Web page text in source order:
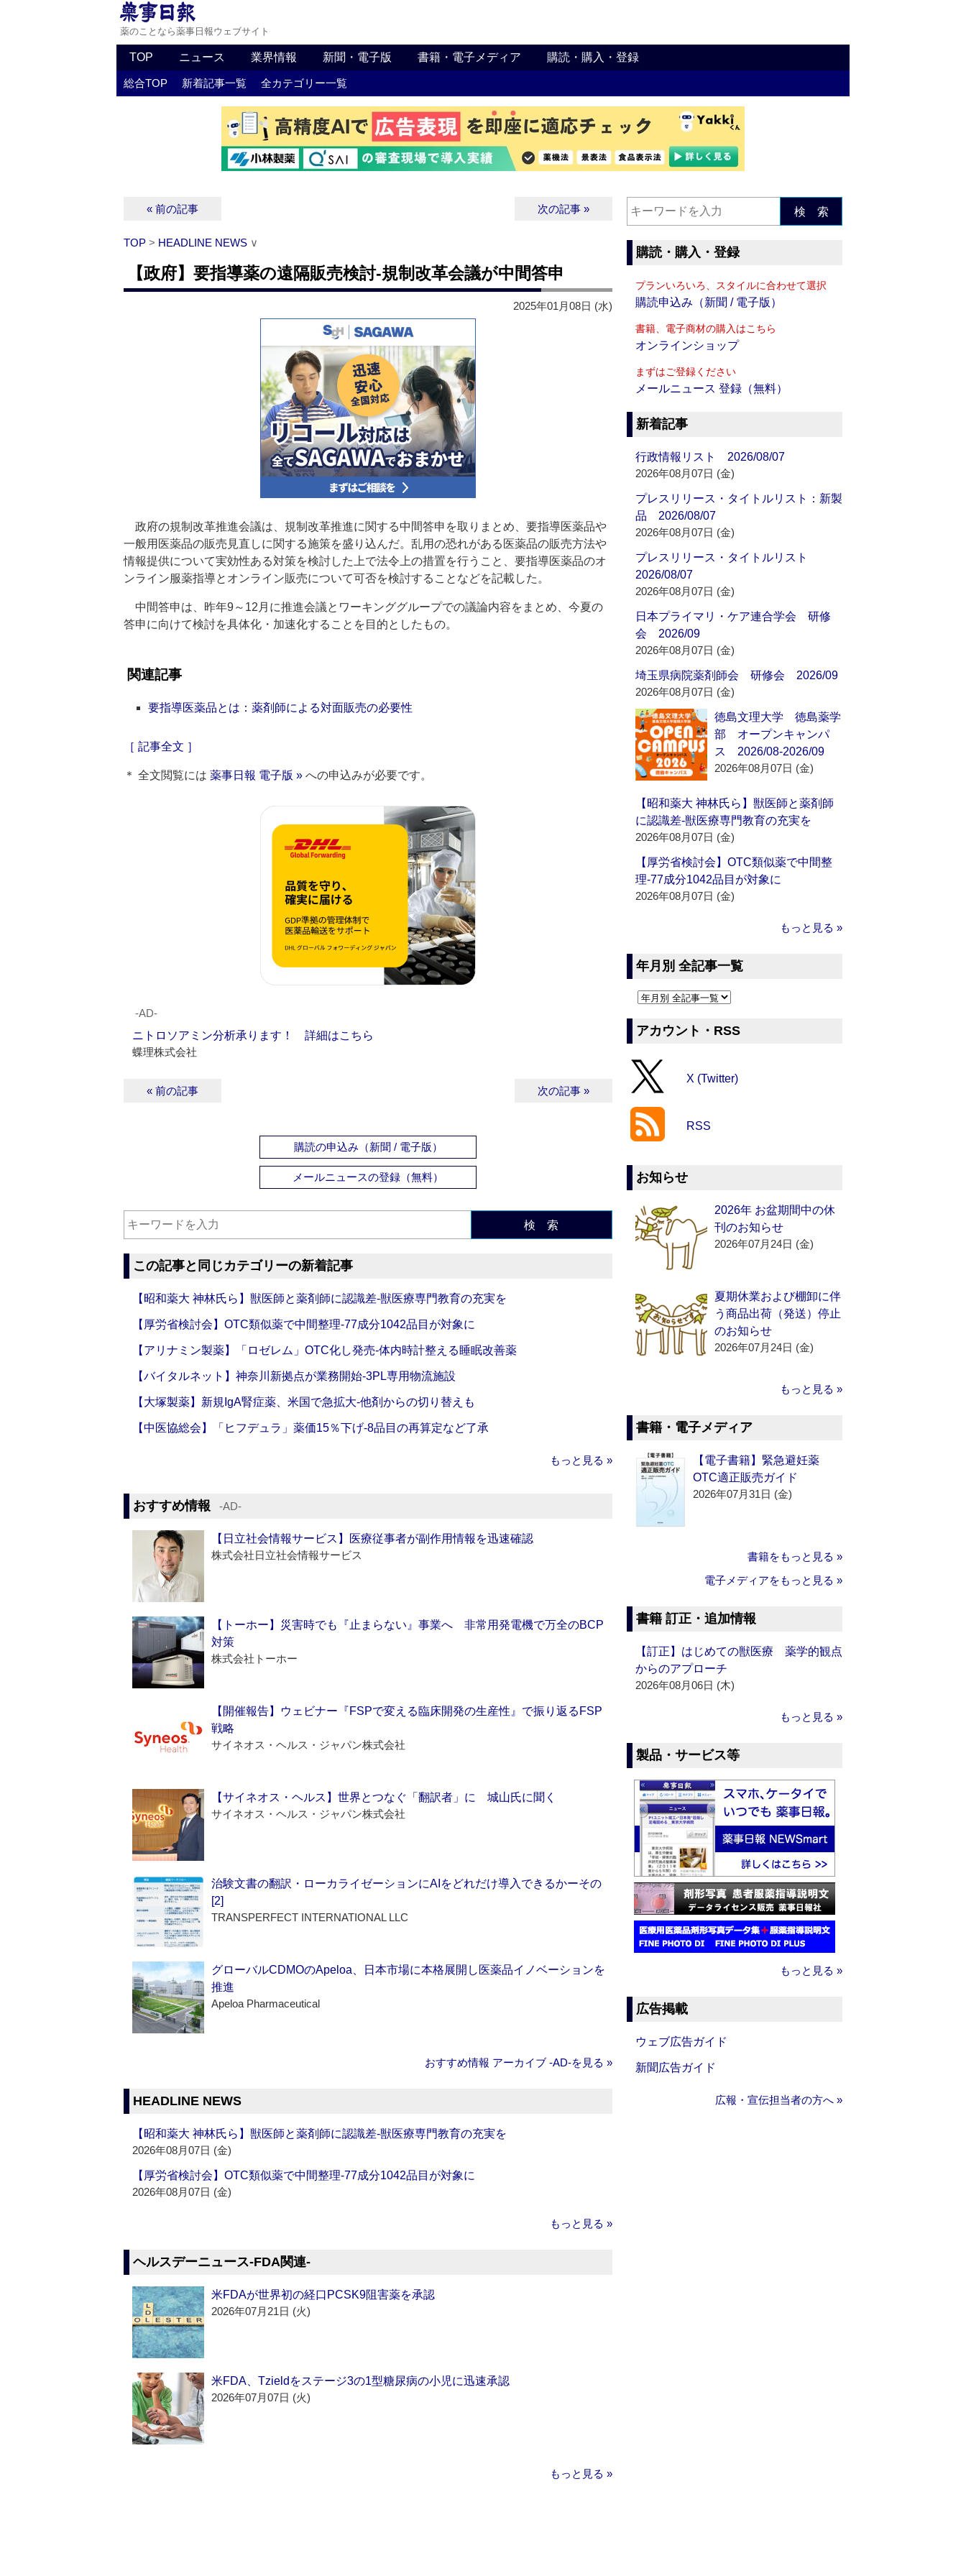
薬のことなら薬事日報ウェブサイト
TOP ニュース 業界情報 新聞・電子版 書籍・電子メディア 購読・購入・登録
総合TOP 新着記事一覧 全カテゴリー一覧
« 前の記事 次の記事 »
TOP > HEADLINE NEWS ∨
【政府】要指導薬の遠隔販売検討‐規制改革会議が中間答申
2025年01月08日 (水)
政府の規制改革推進会議は、規制改革推進に関する中間答申を取りまとめ、要指導医薬品や
一般用医薬品の販売見直しに関する施策を盛り込んだ。乱用の恐れがある医薬品の販売方法や
情報提供について実効性ある対策を検討した上で法令上の措置を行うこと、要指導医薬品のオ
ンライン服薬指導とオンライン販売について可否を検討することなどを記載した。
中間答申は、昨年9～12月に推進会議とワーキンググループでの議論内容をまとめ、今夏の
答申に向けて検討を具体化・加速化することを目的としたもの。
関連記事
要指導医薬品とは：薬剤師による対面販売の必要性
［ 記事全文 ］
＊ 全文閲覧には 薬事日報 電子版 » への申込みが必要です。
‐AD‐
ニトロソアミン分析承ります！ 詳細はこちら
蝶理株式会社
« 前の記事 次の記事 »
購読の申込み（新聞 / 電子版）
メールニュースの登録（無料）
検 索
この記事と同じカテゴリーの新着記事
【昭和薬大 神林氏ら】獣医師と薬剤師に認識差‐獣医療専門教育の充実を
【厚労省検討会】OTC類似薬で中間整理‐77成分1042品目が対象に
【アリナミン製薬】「ロゼレム」OTC化し発売‐体内時計整える睡眠改善薬
【バイタルネット】神奈川新拠点が業務開始‐3PL専用物流施設
【大塚製薬】新規IgA腎症薬、米国で急拡大‐他剤からの切り替えも
【中医協総会】「ヒフデュラ」薬価15％下げ‐8品目の再算定など了承
もっと見る »
おすすめ情報 ‐AD‐
【日立社会情報サービス】医療従事者が副作用情報を迅速確認
株式会社日立社会情報サービス
【トーホー】災害時でも『止まらない』事業へ 非常用発電機で万全のBCP
対策
株式会社トーホー
【開催報告】ウェビナー『FSPで変える臨床開発の生産性』で振り返るFSP
戦略
サイネオス・ヘルス・ジャパン株式会社
【サイネオス・ヘルス】世界とつなぐ「翻訳者」に 城山氏に聞く
サイネオス・ヘルス・ジャパン株式会社
治験文書の翻訳・ローカライゼーションにAIをどれだけ導入できるかーその
[2]
TRANSPERFECT INTERNATIONAL LLC
グローバルCDMOのApeloa、日本市場に本格展開し医薬品イノベーションを
推進
Apeloa Pharmaceutical
おすすめ情報 アーカイブ ‐AD‐を見る »
HEADLINE NEWS
【昭和薬大 神林氏ら】獣医師と薬剤師に認識差‐獣医療専門教育の充実を
2026年08月07日 (金)
【厚労省検討会】OTC類似薬で中間整理‐77成分1042品目が対象に
2026年08月07日 (金)
もっと見る »
ヘルスデーニュース‐FDA関連‐
米FDAが世界初の経口PCSK9阻害薬を承認
2026年07月21日 (火)
米FDA、Tzieldをステージ3の1型糖尿病の小児に迅速承認
2026年07月07日 (火)
もっと見る »
検 索
購読・購入・登録
プランいろいろ、スタイルに合わせて選択
購読申込み（新聞 / 電子版）
書籍、電子商材の購入はこちら
オンラインショップ
まずはご登録ください
メールニュース 登録（無料）
新着記事
行政情報リスト 2026/08/07
2026年08月07日 (金)
プレスリリース・タイトルリスト：新製
品 2026/08/07
2026年08月07日 (金)
プレスリリース・タイトルリスト
2026/08/07
2026年08月07日 (金)
日本プライマリ・ケア連合学会 研修
会 2026/09
2026年08月07日 (金)
埼玉県病院薬剤師会 研修会 2026/09
2026年08月07日 (金)
徳島文理大学 徳島薬学
部 オープンキャンパ
ス 2026/08-2026/09
2026年08月07日 (金)
【昭和薬大 神林氏ら】獣医師と薬剤師
に認識差‐獣医療専門教育の充実を
2026年08月07日 (金)
【厚労省検討会】OTC類似薬で中間整
理‐77成分1042品目が対象に
2026年08月07日 (金)
もっと見る »
年月別 全記事一覧
アカウント・RSS
X (Twitter)
RSS
お知らせ
2026年 お盆期間中の休
刊のお知らせ
2026年07月24日 (金)
夏期休業および棚卸に伴
う商品出荷（発送）停止
のお知らせ
2026年07月24日 (金)
もっと見る »
書籍・電子メディア
【電子書籍】緊急避妊薬
OTC適正販売ガイド
2026年07月31日 (金)
書籍をもっと見る »
電子メディアをもっと見る »
書籍 訂正・追加情報
【訂正】はじめての獣医療 薬学的観点
からのアプローチ
2026年08月06日 (木)
もっと見る »
製品・サービス等
もっと見る »
広告掲載
ウェブ広告ガイド
新聞広告ガイド
広報・宣伝担当者の方へ »